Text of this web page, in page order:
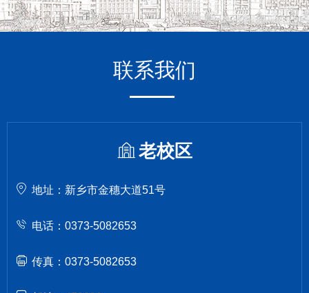
联系我们
老校区
地址：新乡市金穗大道51号
电话：0373-5082653
传真：0373-5082653